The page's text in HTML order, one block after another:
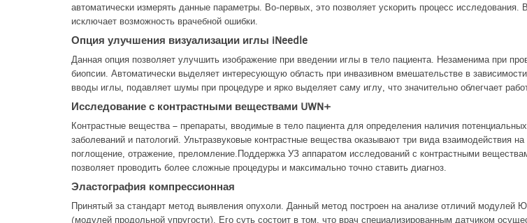
автоматически измерять данные параметры. Во-первых, это позволяет ускорить процесс исследования.
исключает возможность врачебной ошибки.
Опция улучшения визуализации иглы iNeedle
Данная опция позволяет улучшить изображение при введении иглы в тело пациента. Незаменима при
биопсии. Автоматически выделяет интересующую область при инвазивном вмешательстве в
вводы иглы, подавляет шумы при процедуре и ярко выделяет саму иглу, что значительно облегчает
Исследование с контрастными веществами UWN+
Контрастные вещества – препараты, вводимые в тело пациента для определения наличия потенциальных
заболеваний и патологий. Ультразвуковые контрастные вещества оказывают три вида взаимодействия на
поглощение, отражение, преломление.Поддержка УЗ аппаратом исследований с контрастными
позволяет проводить более сложные процедуры и максимально точно ставить диагноз.
Эластография компрессионная
Принятый за стандарт метод выявления опухоли. Данный метод построен на анализе отличий модулей
(модулей продольной упругости). Его суть состоит в том, что врач специализированным датчиком